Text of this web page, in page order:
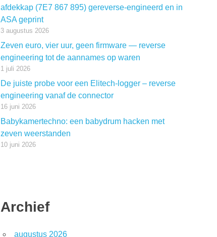
afdekkap (7E7 867 895) gereverse-engineerd en in
ASA geprint
3 augustus 2026
Zeven euro, vier uur, geen firmware — reverse
engineering tot de aannames op waren
1 juli 2026
De juiste probe voor een Elitech-logger – reverse
engineering vanaf de connector
16 juni 2026
Babykamertechno: een babydrum hacken met
zeven weerstanden
10 juni 2026
Archief
augustus 2026